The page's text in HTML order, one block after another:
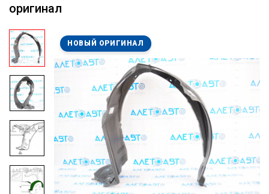
оригинал
НОВЫЙ ОРИГИНАЛ